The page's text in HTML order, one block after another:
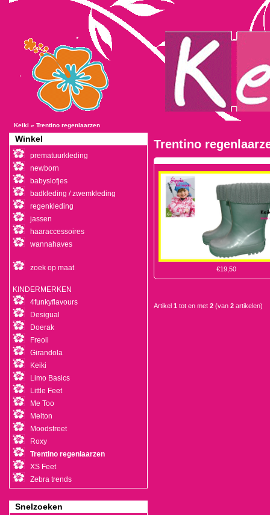
Keiki » Trentino regenlaarzen
Trentino
€19,50
Artikel 1 tot en met 2 (van 2 artikelen)
Winkel
prematuurkleding
newborn
babyslofjes
badkleding / zwemkleding
regenkleding
jassen
haaraccessoires
wannahaves
zoek op maat
KINDERMERKEN
4funkyflavours
Desigual
Doerak
Freoli
Girandola
Keiki
Limo Basics
Little Feet
Me Too
Melton
Moodstreet
Roxy
Trentino regenlaarzen
XS Feet
Zebra trends
Snelzoeken